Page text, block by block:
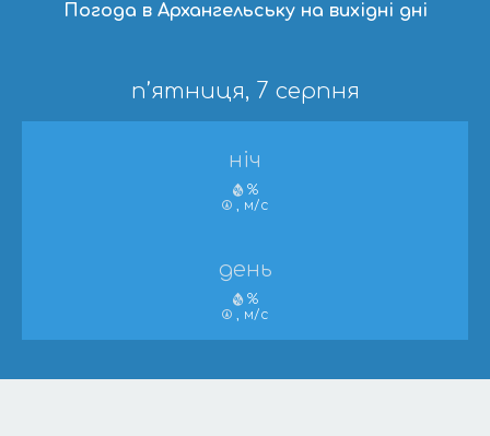
Погода в Архангельську на вихідні дні
п’ятниця, 7 серпня
ніч
%
, м/с
день
%
, м/с